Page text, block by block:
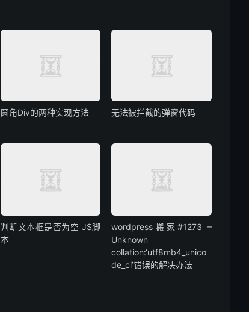
圆角Div的两种实现方法 无法被拦截的弹窗代码
判断文本框是否为空 JS脚
本
wordpress搬家#1273 –
Unknown
collation:‘utf8mb4_unico
de_ci’错误的解决办法